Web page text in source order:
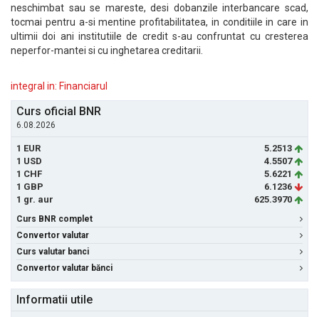
neschimbat sau se mareste, desi dobanzile interbancare scad,
tocmai pentru a-si mentine profitabilitatea, in conditiile in care in
ultimii doi ani institutiile de credit s-au confruntat cu cresterea
neperfor-mantei si cu inghetarea creditarii.
integral in: Financiarul
Curs oficial BNR
6.08.2026
1 EUR
5.2513
1 USD
4.5507
1 CHF
5.6221
1 GBP
6.1236
1 gr. aur
625.3970
Curs BNR complet
Convertor valutar
Curs valutar banci
Convertor valutar bănci
Informatii utile